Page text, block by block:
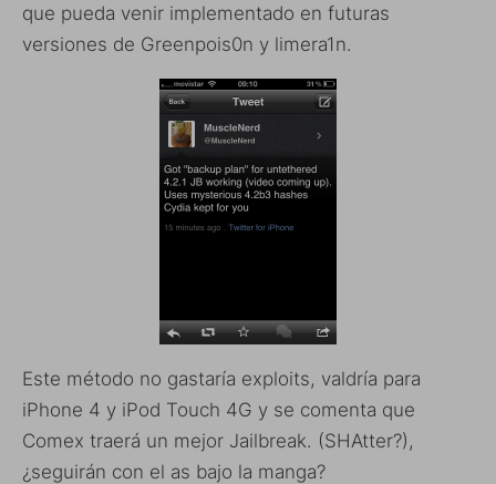
que pueda venir implementado en futuras
versiones de Greenpois0n y limera1n.
Este método no gastaría exploits, valdría para
iPhone 4 y iPod Touch 4G y se comenta que
Comex traerá un mejor Jailbreak. (SHAtter?),
¿seguirán con el as bajo la manga?